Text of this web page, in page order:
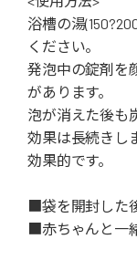
浴槽の湯
ください。
発泡中の錠剤を
があります。
泡が消えた後も
効果は長続きし
効果的です。
■袋を開封した
■赤ちゃんと一